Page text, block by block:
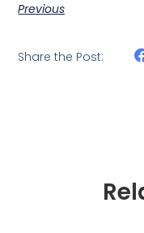
Previous
Share the Post: